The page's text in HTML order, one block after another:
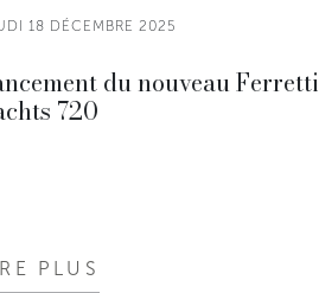
18 DÉCEMBRE 2025
du nouveau Ferretti
720
PLUS